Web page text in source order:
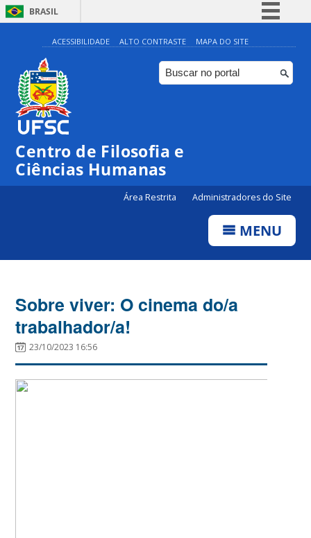
BRASIL
Simplifique!
Comunica BR
Participe
ACESSIBILIDADE ALTO CONTRASTE MAPA DO SITE
Centro de Filosofia e
Ciências Humanas
Área Restrita Administradores do Site
MENU
Sobre viver: O cinema do/a
trabalhador/a!
23/10/2023 16:56